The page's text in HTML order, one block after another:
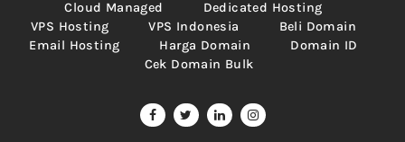
Cloud Managed
Dedicated Hosting
VPS Hosting
VPS Indonesia
Beli Domain
Email Hosting
Harga Domain
Domain ID
Cek Domain Bulk